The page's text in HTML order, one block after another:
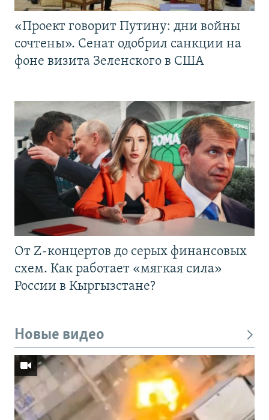
«Проект говорит Путину: дни войны
сочтены». Сенат одобрил санкции на
фоне визита Зеленского в США
От Z-концертов до серых финансовых
схем. Как работает «мягкая сила»
России в Кыргызстане?
Новые видео